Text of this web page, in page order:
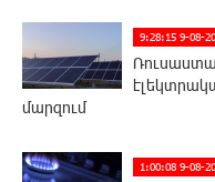
9:28:15 9-08-
մարզում
1:00:08 9-08-